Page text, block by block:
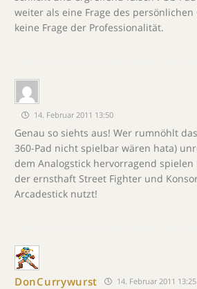
weiter als eine Frage des persönlichen
keine Frage der Professionalität.
14. Februar 2011 13:50
Genau so siehts aus! Wer rumnöhlt
360-Pad nicht spielbar wären hata)
dem Analogstick hervorragend
der ernsthaft Street Fighter und
Arcadestick nutzt!
DonCurrywurst 14. Februar 2011 13:25